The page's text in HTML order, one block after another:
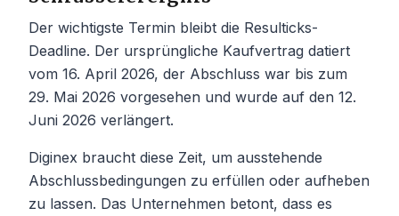
Der wichtigste Termin bleibt die Resulticks-
Deadline. Der ursprüngliche Kaufvertrag datiert
vom 16. April 2026, der Abschluss war bis zum
29. Mai 2026 vorgesehen und wurde auf den 12.
Juni 2026 verlängert.
Diginex braucht diese Zeit, um ausstehende
Abschlussbedingungen zu erfüllen oder aufheben
zu lassen. Das Unternehmen betont, dass es